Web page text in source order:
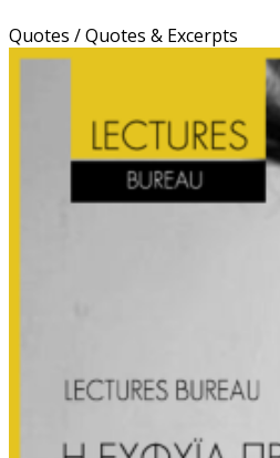
Quotes / Quotes & Excerpts